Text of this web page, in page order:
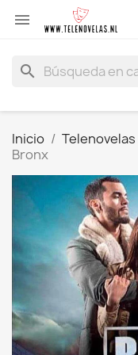

search
Inicio Telenovelas
Bronx